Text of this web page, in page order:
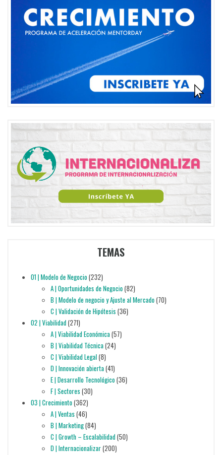
TEMAS
01 | Modelo de Negocio(232)
A | Oportunidades de Negocio(82)
B | Modelo de negocio y Ajuste al Mercado(70)
C | Validación de Hipótesis (36)
02 | Viabilidad(271)
A | Viabilidad Económica(57)
B | Viabilidad Técnica(24)
C | Viabilidad Legal(8)
D | Innovación abierta(41)
E | Desarrollo Tecnológico(36)
F | Sectores (30)
03 | Crecimiento(362)
A | Ventas (46)
B | Marketing(84)
C | Growth – Escalabilidad(50)
D | Internacionalizar(200)